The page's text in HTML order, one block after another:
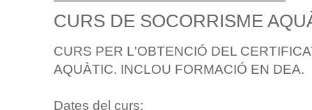
CURS DE SOCORRISME
CURS PER L'OBTENCIÓ DEL
AQUÀTIC. INCLOU FORMACIÓ EN DEA.
Dates del curs: